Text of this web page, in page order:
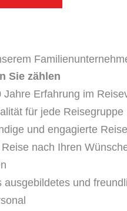
Sie zählen
Jahre Erfahrung im
für jede Reisegruppe
und engagierte
nach Ihren
ausgebildetes und